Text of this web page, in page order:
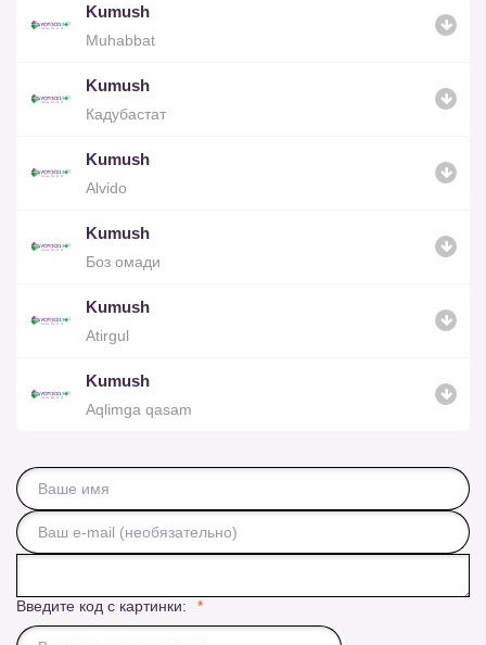
Kumush
Muhabbat
Kumush
Кадубастат
Kumush
Alvido
Kumush
Боз омади
Kumush
Atirgul
Kumush
Aqlimga qasam
Введите код с картинки: